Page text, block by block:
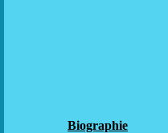
Biographie